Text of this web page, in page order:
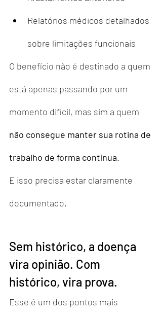
Relatórios médicos detalhados
sobre limitações funcionais
O benefício não é destinado a quem
está apenas passando por um
momento difícil, mas sim a quem
não consegue manter sua rotina de
trabalho de forma contínua.
E isso precisa estar claramente
documentado.
Sem histórico, a doença
vira opinião. Com
histórico, vira prova.
Esse é um dos pontos mais